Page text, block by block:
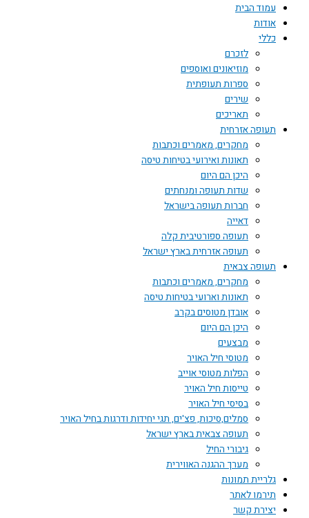
עמוד הבית
אודות
כללי
לזכרם
מוזיאונים ואוספים
ספרות תעופתית
שירים
תאריכים
תעופה אזרחית
מחקרים, מאמרים וכתבות
תאונות ואירועי בטיחות טיסה
היכן הם היום
שדות תעופה ומנחתים
חברות תעופה בישראל
דאייה
תעופה ספורטיבית קלה
תעופה אזרחית בארץ ישראל
תעופה צבאית
מחקרים, מאמרים וכתבות
תאונות וארועי בטיחות טיסה
אובדן מטוסים בקרב
היכן הם היום
מבצעים
מטוסי חיל האויר
הפלות מטוסי אוייב
טייסות חיל האויר
בסיסי חיל האויר
סמלים,סיכות, פצ'ים, תגי יחידות ודרגות בחיל האויר
תעופה צבאית בארץ ישראל
גיבורי החיל
מערך ההגנה האווירית
גלריית תמונות
תירמו לאתר
יצירת קשר